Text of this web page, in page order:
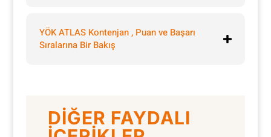
YÖK ATLAS Kontenjan , Puan ve Başarı
Sıralarına Bir Bakış
DİĞER FAYDALI